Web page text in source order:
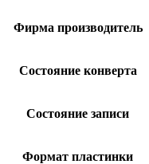
Фирма производитель
Состояние конверта
Состояние записи
Формат пластинки